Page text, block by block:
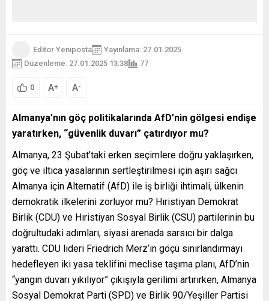
Editor Yeniposta
Yayınlama: 27.01.2025
Düzenleme: 27.01.2025 13:38
77
0 A+ A-
Almanya’nın göç politikalarında AfD’nin gölgesi endişe
yaratırken, “güvenlik duvarı” çatırdıyor mu?
Almanya, 23 Şubat’taki erken seçimlere doğru yaklaşırken,
göç ve iltica yasalarının sertleştirilmesi için aşırı sağcı
Almanya için Alternatif (AfD) ile iş birliği ihtimali, ülkenin
demokratik ilkelerini zorluyor mu? Hıristiyan Demokrat
Birlik (CDU) ve Hıristiyan Sosyal Birlik (CSU) partilerinin bu
doğrultudaki adımları, siyasi arenada sarsıcı bir dalga
yarattı. CDU lideri Friedrich Merz’in göçü sınırlandırmayı
hedefleyen iki yasa teklifini meclise taşıma planı, AfD’nin
“yangın duvarı yıkılıyor” çıkışıyla gerilimi artırırken, Almanya
Sosyal Demokrat Parti (SPD) ve Birlik 90/Yeşiller Partisi